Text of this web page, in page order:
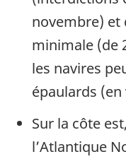
novembre) et
minimale (de
les navires
épaulards
Sur la côte
l’Atlantique